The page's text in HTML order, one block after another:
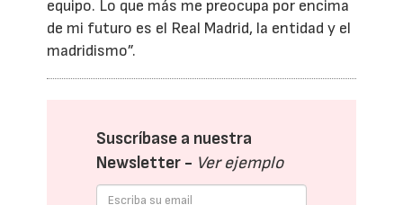
equipo. Lo que más me preocupa por encima
de mi futuro es el Real Madrid, la entidad y el
madridismo”.
Suscríbase a nuestra
Newsletter - Ver ejemplo